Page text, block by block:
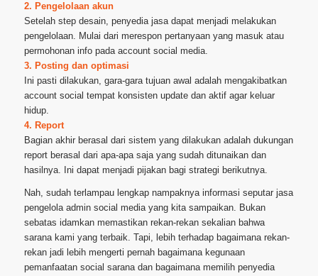
2. Pengelolaan akun
Setelah step desain, penyedia jasa dapat menjadi melakukan
pengelolaan. Mulai dari merespon pertanyaan yang masuk atau
permohonan info pada account social media.
3. Posting dan optimasi
Ini pasti dilakukan, gara-gara tujuan awal adalah mengakibatkan
account social tempat konsisten update dan aktif agar keluar
hidup.
4. Report
Bagian akhir berasal dari sistem yang dilakukan adalah dukungan
report berasal dari apa-apa saja yang sudah ditunaikan dan
hasilnya. Ini dapat menjadi pijakan bagi strategi berikutnya.
Nah, sudah terlampau lengkap nampaknya informasi seputar jasa
pengelola admin social media yang kita sampaikan. Bukan
sebatas idamkan memastikan rekan-rekan sekalian bahwa
sarana kami yang terbaik. Tapi, lebih terhadap bagaimana rekan-
rekan jadi lebih mengerti pernah bagaimana kegunaan
pemanfaatan social sarana dan bagaimana memilih penyedia